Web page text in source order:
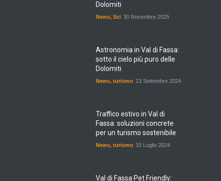
Dolomiti
News, Sci 30 Novembre 2025
Astronomia in Val di Fassa:
sotto il cielo più puro delle
Dolomiti
News, turismo 23 Settembre 2024
Traffico estivo in Val di
Fassa: soluzioni concrete
per un turismo sostenibile
News, turismo 15 Luglio 2024
Val di Fassa Pet Friendly: